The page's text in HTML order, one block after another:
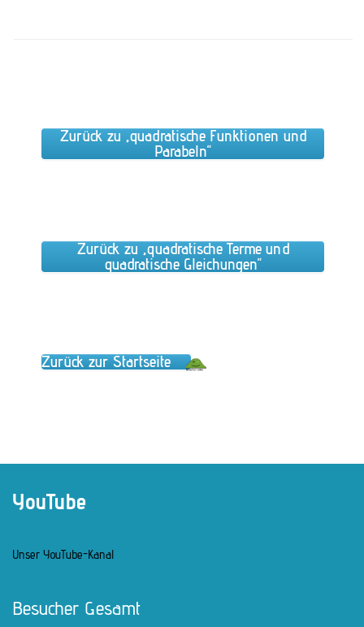
Zurück zu „quadratische Funktionen und
Parabeln“
Zurück zu „quadratische Terme und
quadratische Gleichungen“
Zurück zur Startseite
YouTube
Unser YouTube-Kanal
Besucher Gesamt